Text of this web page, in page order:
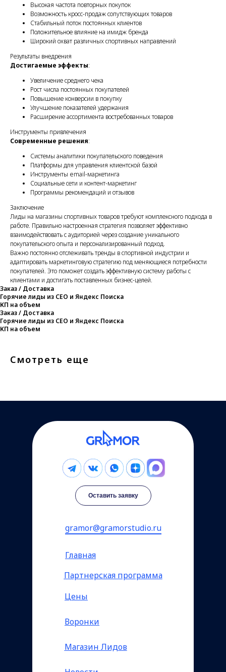
Высокая частота повторных покупок
Возможность кросс-продаж сопутствующих товаров
Стабильный поток постоянных клиентов
Положительное влияние на имидж бренда
Широкий охват различных спортивных направлений
Результаты внедрения
Достигаемые эффекты:
Увеличение среднего чека
Рост числа постоянных покупателей
Повышение конверсии в покупку
Улучшение показателей удержания
Расширение ассортимента востребованных товаров
Инструменты привлечения
Современные решения:
Системы аналитики покупательского поведения
Платформы для управления клиентской базой
Инструменты email-маркетинга
Социальные сети и контент-маркетинг
Программы рекомендаций и отзывов
Заключение
Лиды на магазины спортивных товаров требуют комплексного подхода в
работе. Правильно настроенная стратегия позволяет эффективно
взаимодействовать с аудиторией через создание уникального
покупательского опыта и персонализированный подход.
Важно постоянно отслеживать тренды в спортивной индустрии и
адаптировать маркетинговую стратегию под меняющиеся потребности
покупателей. Это поможет создать эффективную систему работы с
клиентами и достигать поставленных бизнес-целей.
Заказ / Доставка
Горячие лиды из СЕО и Яндекс Поиска
КП на объем
Заказ / Доставка
Горячие лиды из СЕО и Яндекс Поиска
КП на объем
Смотреть еще
gramor@gramorstudio.ru
Партнерская программа
Цены
Оставить заявку
Воронки
Магазин Лидов
Главная